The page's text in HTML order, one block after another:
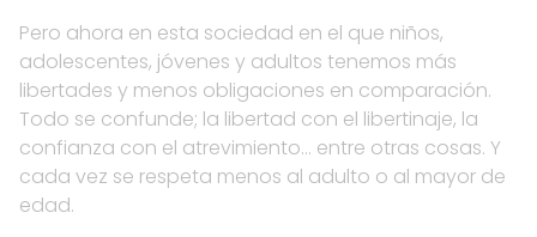
Pero ahora en esta sociedad en el que niños,
adolescentes, jóvenes y adultos tenemos más
libertades y menos obligaciones en comparación.
Todo se confunde; la libertad con el libertinaje, la
confianza con el atrevimiento… entre otras cosas. Y
cada vez se respeta menos al adulto o al mayor de
edad.